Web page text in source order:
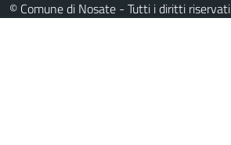
© Comune di Nosate - Tutti i diritti riservati